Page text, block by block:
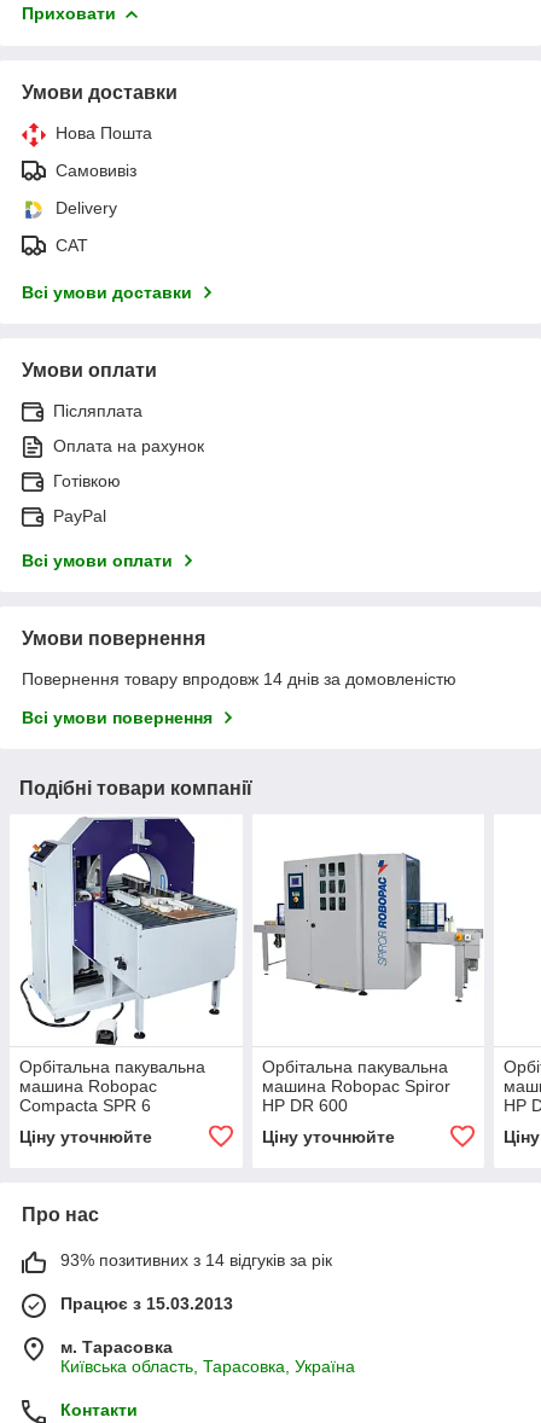
Приховати
Умови доставки
Нова Пошта
Самовивіз
Delivery
САТ
Всі умови доставки
Умови оплати
Післяплата
Оплата на рахунок
Готівкою
PayPal
Всі умови оплати
Умови повернення
Повернення товару впродовж 14 днів за домовленістю
Всі умови повернення
Подібні товари компанії
Орбітальна пакувальна
машина Robopac
Compacta SPR 6
Ціну уточнюйте
Орбітальна пакувальна
машина Robopac Spiror
HP DR 600
Ціну уточнюйте
HP
Про нас
93% позитивних з 14 відгуків за рік
Працює з 15.03.2013
м. Тарасовка
Київська область, Тарасовка, Україна
Контакти